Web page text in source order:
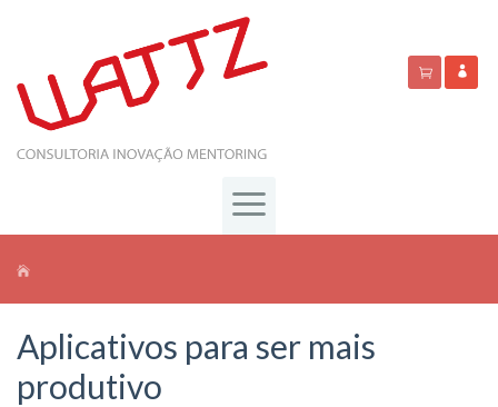
Aplicativos para ser mais
produtivo